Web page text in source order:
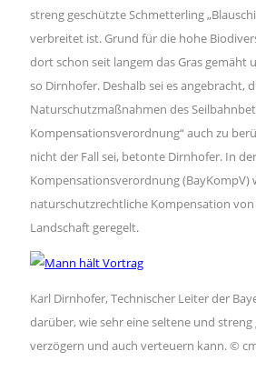
streng geschützte Schmetterling
verbreitet ist. Grund für die hohe
dort schon seit langem das Gras gemäht
so Dirnhofer. Deshalb sei es angebracht,
Naturschutzmaßnahmen des
Kompensationsverordnung“ auch zu
nicht der Fall sei, betonte Dirnhofer. In
Kompensationsverordnung (BayKompV)
naturschutzrechtliche Kompensation
Landschaft geregelt.
Karl Dirnhofer, Technischer Leiter der
darüber, wie sehr eine seltene und
verzögern und auch verteuern kann. ©